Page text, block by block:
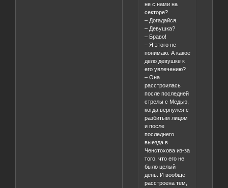
не с нами на
секторе?
– Догадайся.
– Девушка?
– Браво!
– Я этого не
понимаю. А какое
дело девушке к
его увлечению?
– Она
расстроилась
после последней
стрелы с Медью,
когда вернулся с
разбитым лицом
и после
последнего
выезда в
Ченстохова из-за
того, что его не
было целый
день. И вообще
расстроена тем,